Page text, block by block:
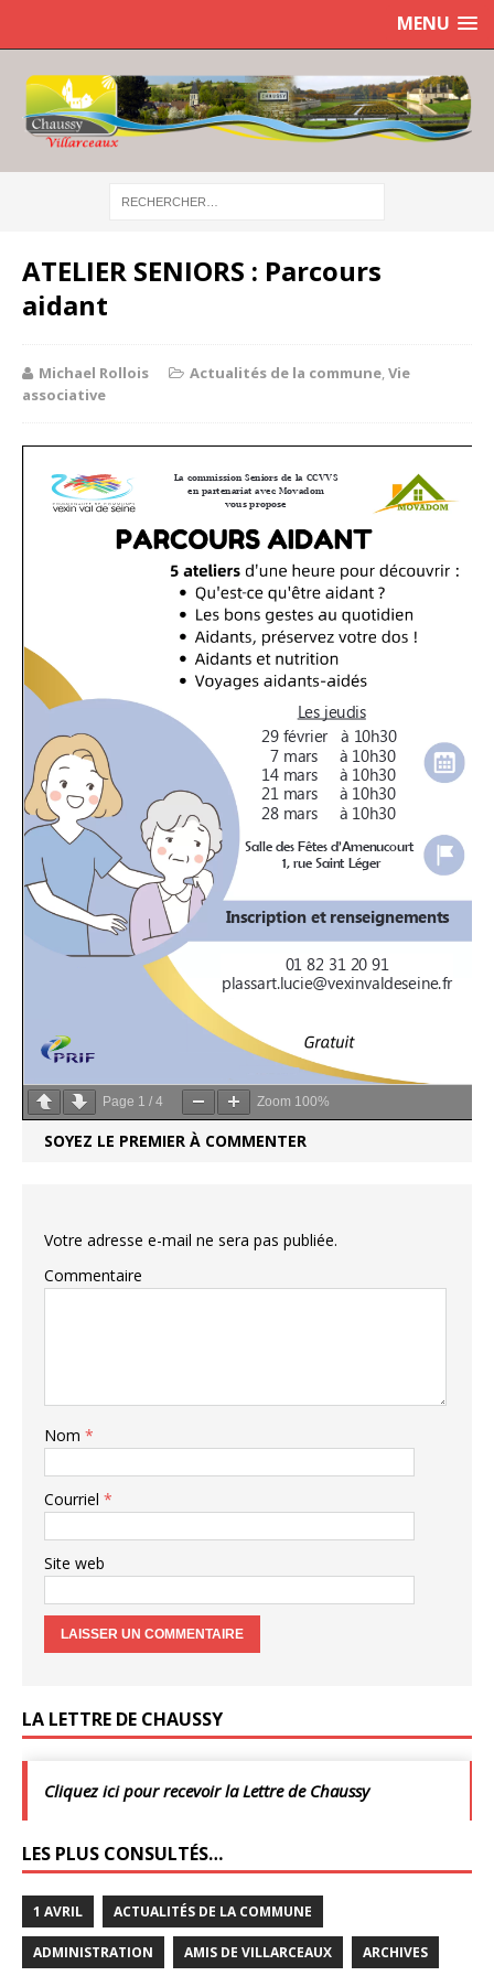
MENU
ATELIER SENIORS : Parcours
aidant
Michael Rollois Actualités de la commune,Vie
associative
Page 1 / 4 Zoom 100%
SOYEZ LE PREMIER À COMMENTER
Votre adresse e-mail ne sera pas publiée.
Commentaire
Nom *
Courriel *
Site web
LA LETTRE DE CHAUSSY
Cliquez ici pour recevoir la Lettre de Chaussy
LES PLUS CONSULTÉS…
1 AVRIL ACTUALITÉS DE LA COMMUNE
ADMINISTRATION AMIS DE VILLARCEAUX ARCHIVES